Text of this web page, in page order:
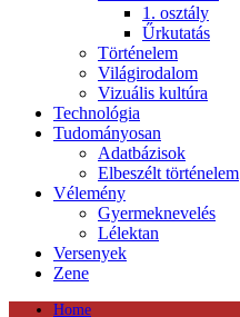
1. osztály
Űrkutatás
Történelem
Világirodalom
Vizuális kultúra
Technológia
Tudományosan
Adatbázisok
Elbeszélt történelem
Vélemény
Gyermeknevelés
Lélektan
Versenyek
Zene
Home